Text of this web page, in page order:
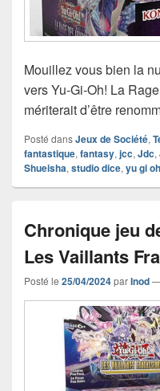
Mouillez vous bien la
vers Yu‑Gi‑Oh! La
mériterait d’être
Posté dansJeux de Société,
fantastique, fantasy, jcc, Jdc,
Shueisha, studio dice, yu gi oh
Chronique jeu
Les Vaillants
Posté le 25/04/2024parInod